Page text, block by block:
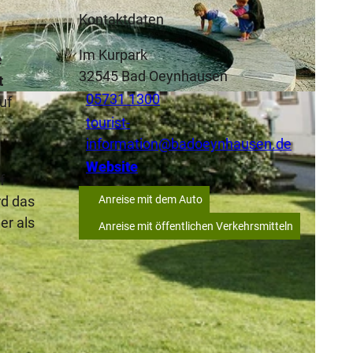
das
als
Kontaktdaten
Im Kurpark
32545Bad Oeynhausen
05731 1300
tourist-
information@badoeynhausen.de
Website
Anreise mit dem Auto
Anreise mit öffentlichen Verkehrsmitteln